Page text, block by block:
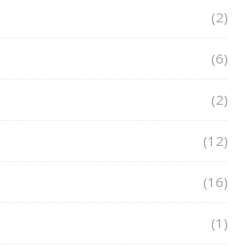
(2)
(6)
(2)
(12)
(16)
(1)